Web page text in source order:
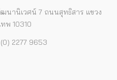
นานิเวศน์ 7 ถนนสุทธิสาร แขวง
พ 10310
2277 9653